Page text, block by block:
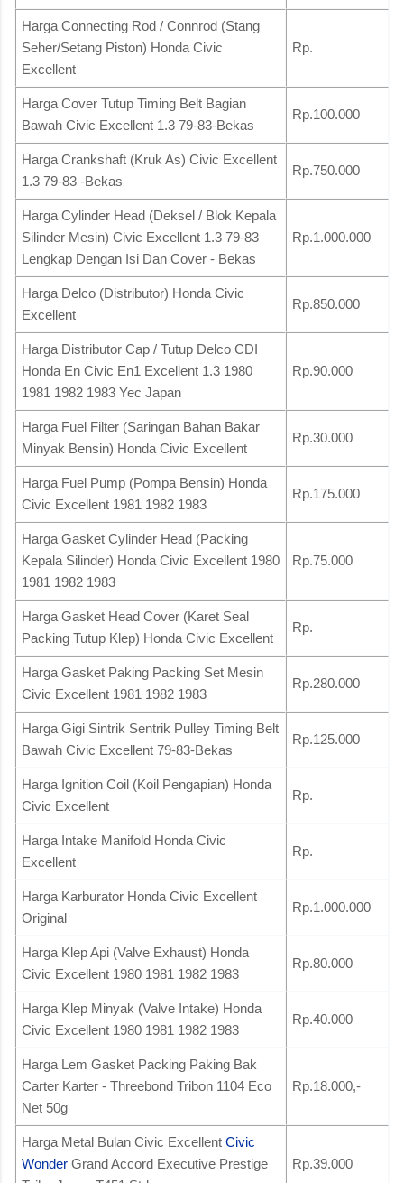
Harga Connecting Rod / Connrod (Stang
Seher/Setang Piston) Honda Civic
Excellent
Rp.
Harga Cover Tutup Timing Belt Bagian
Bawah Civic Excellent 1.3 79-83-Bekas
Rp.100.000
Harga Crankshaft (Kruk As) Civic Excellent
1.3 79-83 -Bekas
Rp.750.000
Harga Cylinder Head (Deksel / Blok Kepala
Silinder Mesin) Civic Excellent 1.3 79-83
Lengkap Dengan Isi Dan Cover - Bekas
Rp.1.000.000
Harga Delco (Distributor) Honda Civic
Excellent
Rp.850.000
Harga Distributor Cap / Tutup Delco CDI
Honda En Civic En1 Excellent 1.3 1980
1981 1982 1983 Yec Japan
Rp.90.000
Harga Fuel Filter (Saringan Bahan Bakar
Minyak Bensin) Honda Civic Excellent
Rp.30.000
Harga Fuel Pump (Pompa Bensin) Honda
Civic Excellent 1981 1982 1983
Rp.175.000
Harga Gasket Cylinder Head (Packing
Kepala Silinder) Honda Civic Excellent 1980
1981 1982 1983
Rp.75.000
Harga Gasket Head Cover (Karet Seal
Packing Tutup Klep) Honda Civic Excellent
Rp.
Harga Gasket Paking Packing Set Mesin
Civic Excellent 1981 1982 1983
Rp.280.000
Harga Gigi Sintrik Sentrik Pulley Timing Belt
Bawah Civic Excellent 79-83-Bekas
Rp.125.000
Harga Ignition Coil (Koil Pengapian) Honda
Civic Excellent
Rp.
Harga Intake Manifold Honda Civic
Excellent
Rp.
Harga Karburator Honda Civic Excellent
Original
Rp.1.000.000
Harga Klep Api (Valve Exhaust) Honda
Civic Excellent 1980 1981 1982 1983
Rp.80.000
Harga Klep Minyak (Valve Intake) Honda
Civic Excellent 1980 1981 1982 1983
Rp.40.000
Harga Lem Gasket Packing Paking Bak
Carter Karter - Threebond Tribon 1104 Eco
Net 50g
Rp.18.000,-
Harga Metal Bulan Civic Excellent Civic
Wonder Grand Accord Executive Prestige
Rp.39.000